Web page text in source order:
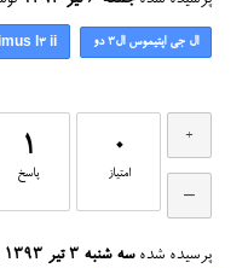
ال جی اپتیموس ال۳ دو l3 ii
0
امتیاز
1
پاسخ
پرسیده شده سه شنبه ۳ تیر ۱۳۹۳